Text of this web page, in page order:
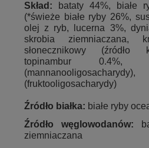
Skład : bataty 44%, białe
(*świeże białe ryby 26%,
olej z ryb, lucerna 3%,
skrobia ziemniaczana,
słonecznikowy (źródło
topinambur 0.4%,
(fruktooligosacharydy)
Źródło białka: białe ryby
Źródło węglowodanów:
ziemniaczana